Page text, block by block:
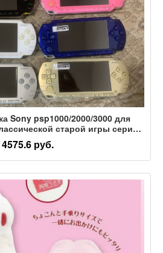
Sony psp1000/2000/3000 для
старой игры серии
Otome gal game
4575.6 руб.